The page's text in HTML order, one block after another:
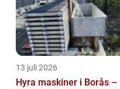
13 juli 2026
Hyra maskiner i Borås –